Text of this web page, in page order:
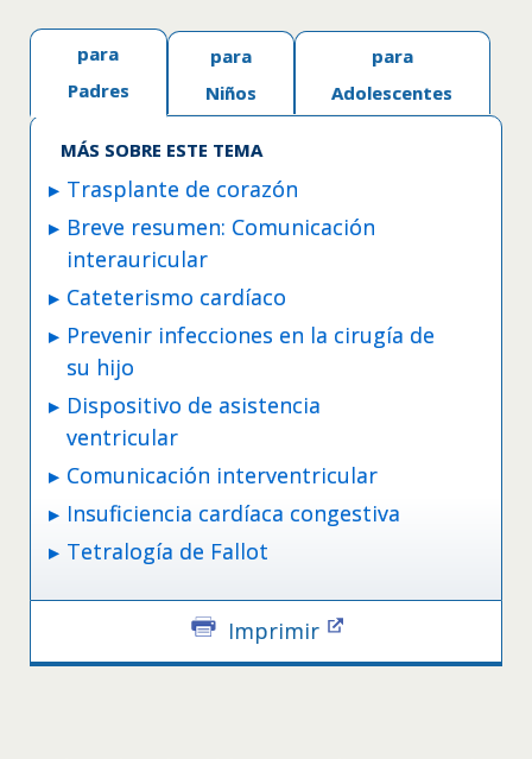
para
Adolescentes
para
Niños
para
Padres
MÁS SOBRE ESTE TEMA
Trasplante de corazón
Breve resumen: Comunicación
interauricular
Cateterismo cardíaco
Prevenir infecciones en la cirugía de
su hijo
Dispositivo de asistencia
ventricular
Comunicación interventricular
Insuficiencia cardíaca congestiva
Tetralogía de Fallot
Imprimir